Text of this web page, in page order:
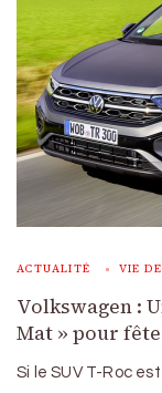
ACTUALITÉ VIE
Volkswagen :
Mat » pour
Si le SUV T-Roc